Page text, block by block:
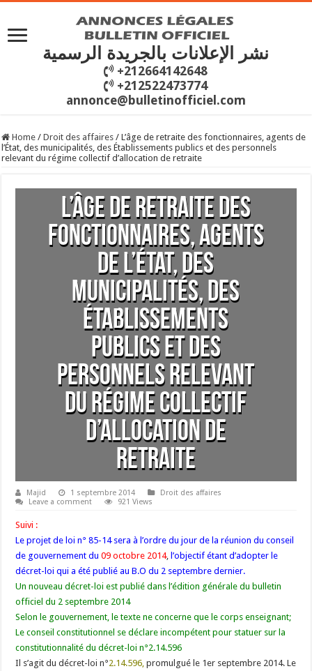
نشر الإعلانات بالجريدة الرسمية
+212664142648
+212522473774
annonce@bulletinofficiel.com
Home / Droit des affaires / L’âge de retraite des fonctionnaires, agents de
l’État, des municipalités, des Établissements publics et des personnels
relevant du régime collectif d’allocation de retraite
L’âge de retraite des
fonctionnaires, agents
de l’État, des
municipalités, des
Établissements
publics et des
personnels relevant
du régime collectif
d’allocation de
retraite
Majid 1 septembre 2014
Droit des affaires
Leave a comment
921 Views
Suivi :
Le projet de loi n° 85-14 sera à l’ordre du jour de la réunion du conseil
de gouvernement du 09 octobre 2014, l’objectif étant d’adopter le
décret-loi qui a été publié au B.O du 2 septembre dernier.
Un nouveau décret-loi est publié dans l’édition générale du bulletin
officiel du 2 septembre 2014
Selon le gouvernement, le texte ne concerne que le corps enseignant;
Le conseil constitutionnel se déclare incompétent pour statuer sur la
constitutionnalité du décret-loi n°2.14.596
Il s’agit du décret-loi n°2.14.596, promulgué le 1er septembre 2014. Le